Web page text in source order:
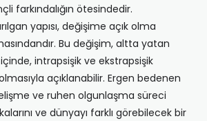
farkındalığın ötesindedir.
yapısı, değişime açık olma
Bu değişim, altta yatan
intrapsişik ve ekstrapsişik
açıklanabilir. Ergen bedenen
ve ruhen olgunlaşma süreci
ve dünyayı farklı görebilecek bir